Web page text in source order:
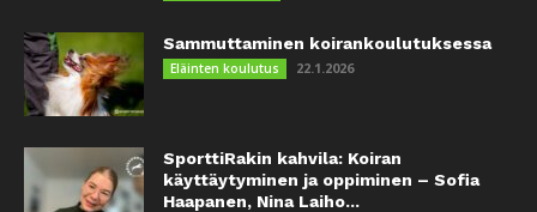
Sammuttaminen koirankoulutuksessa
Eläinten koulutus 22.1.2026
SporttiRakin kahvila: Koiran
käyttäytyminen ja oppiminen – Sofia
Haapanen, Nina Laiho...